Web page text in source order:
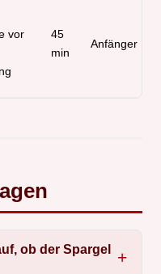
vor
45
min
Anfänger
ob der Spargel